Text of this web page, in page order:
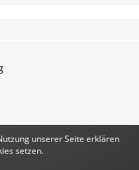
Suite™
unserer Seite erklären
setzen.